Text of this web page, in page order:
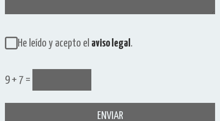
He leído y acepto el aviso legal .
9 + 7 =